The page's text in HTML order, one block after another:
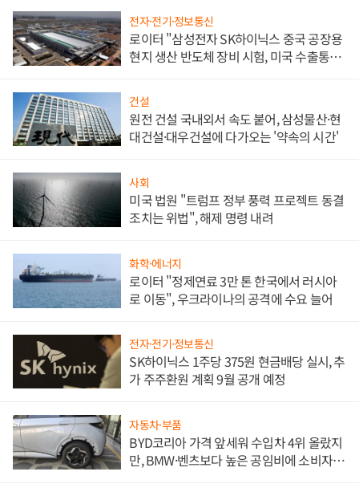
전자·전기·정보통신
로이터 "삼성전자 SK하이닉스 중국 공장용
현지 생산 반도체 장비 시험, 미국 수출통제
건설
원전 건설 국내외서 속도 붙어, 삼성물산·현
대건설·대우건설에 다가오는 '약속의 시간'
사회
미국 법원 "트럼프 정부 풍력 프로젝트 동결
조치는 위법", 해제 명령 내려
화학·에너지
로이터 "정제연료 3만 톤 한국에서 러시아
로 이동", 우크라이나의 공격에 수요 늘어
전자·전기·정보통신
SK하이닉스 1주당 375원 현금배당 실시, 추
가 주주환원 계획 9월 공개 예정
자동차·부품
BYD코리아 가격 앞세워 수입차 4위 올랐지
만, BMW·벤츠보다 높은 공임비에 소비자